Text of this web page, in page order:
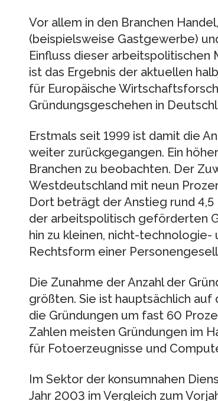
Vor allem in den Branchen
(beispielsweise Gastgewerbe)
Einfluss dieser arbeitspolitischen
ist das Ergebnis der aktuellen
für Europäische
Gründungsgeschehen in
Erstmals seit 1999 ist damit die
weiter zurückgegangen. Ein
Branchen zu beobachten. Der
Westdeutschland mit neun
Dort beträgt der Anstieg rund
der arbeitspolitisch geförderten
hin zu kleinen, nicht-technologie-
Rechtsform einer
Die Zunahme der Anzahl der
größten. Sie ist hauptsächlich auf
die Gründungen um fast 60
Zahlen meisten Gründungen im
für Fotoerzeugnisse und
Im Sektor der konsumnahen
Jahr 2003 im Vergleich zum